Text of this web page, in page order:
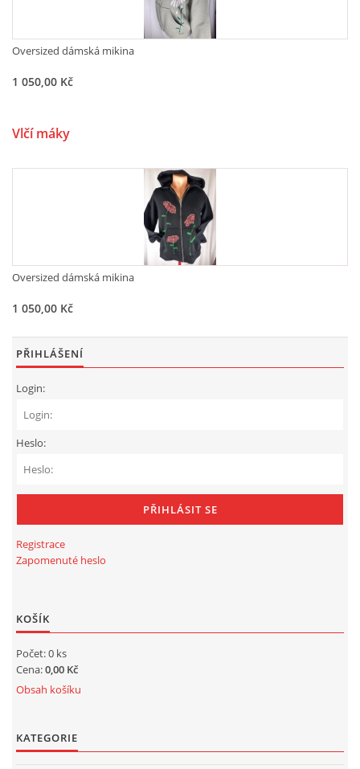
Oversized dámská mikina
1 050,00 Kč
Vlčí máky
Oversized dámská mikina
1 050,00 Kč
PŘIHLÁŠENÍ
Login:
Heslo:
Registrace
Zapomenuté heslo
KOŠÍK
Počet: 0 ks
Cena:0,00 Kč
Obsah košíku
KATEGORIE